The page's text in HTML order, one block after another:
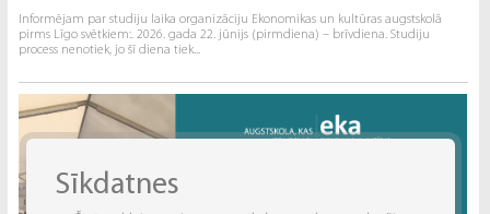
Informējam par studiju laika organizāciju Ekonomikas un kultūras augstskolā
pirms Līgo svētkiem:. 2026. gada 22. jūnijs (pirmdiena) – brīvdiena. Studiju
process nenotiek, jo šī diena tiek...
Sīkdatnes